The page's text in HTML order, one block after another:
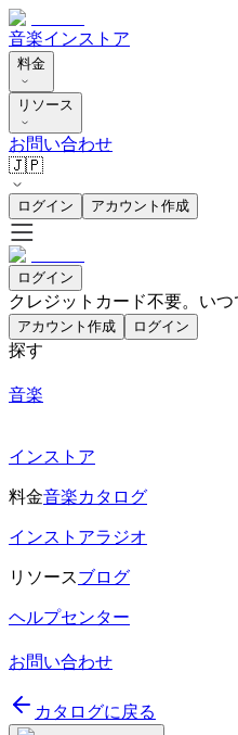
音楽インストア
料金
リソース
お問い合わせ
🇯🇵
ログイン アカウント作成
ログイン
クレジットカード不要。いつ
アカウント作成 ログイン
探す
音楽
インストア
料金音楽カタログ
インストアラジオ
リソースブログ
ヘルプセンター
お問い合わせ
カタログに戻る